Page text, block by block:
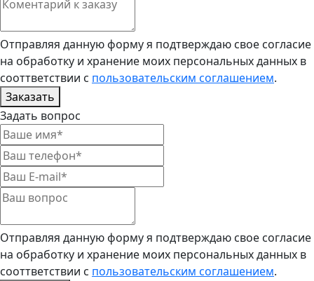
Отправляя данную форму я подтверждаю свое согласие
на обработку и хранение моих персональных данных в
сооттветствии с пользовательским соглашением.
Заказать
Задать вопрос
Отправляя данную форму я подтверждаю свое согласие
на обработку и хранение моих персональных данных в
сооттветствии с пользовательским соглашением.